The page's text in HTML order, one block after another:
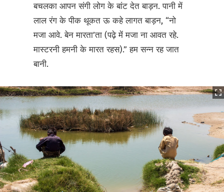
बचलका आपन संगी लोग के बांट देत बाड़न. पानी में
लाल रंग के पीक थूकत ऊ कहे लागत बाड़न, “नो
मजा आवे. बेन मारता’ता (पढ़े में मजा ना आवत रहे.
मास्टरनी हमनी के मारत रहस).” हम सन्न रह जात
बानी.